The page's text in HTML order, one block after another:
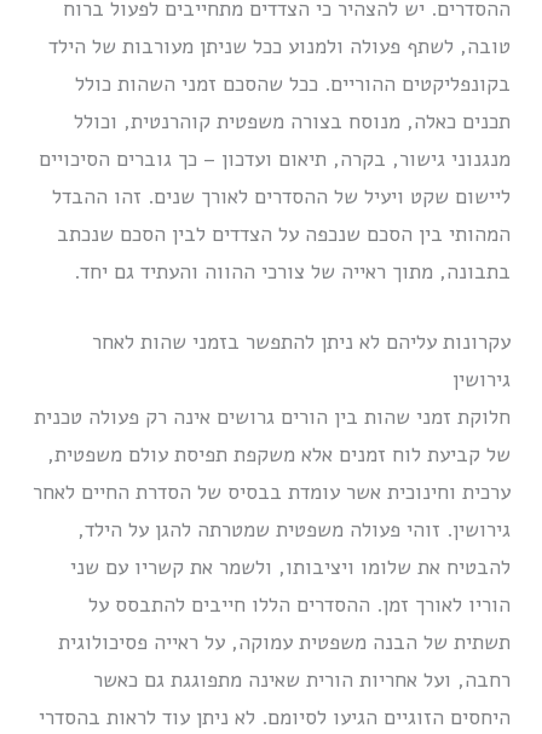
ההסדרים. יש להצהיר כי הצדדים מתחייבים לפעול ברוח
טובה, לשתף פעולה ולמנוע ככל שניתן מעורבות של הילד
בקונפליקטים ההוריים. ככל שהסכם זמני השהות כולל
תכנים כאלה, מנוסח בצורה משפטית קוהרנטית, וכולל
מנגנוני גישור, בקרה, תיאום ועדכון – כך גוברים הסיכויים
ליישום שקט ויעיל של ההסדרים לאורך שנים. זהו ההבדל
המהותי בין הסכם שנכפה על הצדדים לבין הסכם שנכתב
בתבונה, מתוך ראייה של צורכי ההווה והעתיד גם יחד.
עקרונות עליהם לא ניתן להתפשר בזמני שהות לאחר
גירושין
חלוקת זמני שהות בין הורים גרושים אינה רק פעולה טכנית
של קביעת לוח זמנים אלא משקפת תפיסת עולם משפטית,
ערכית וחינוכית אשר עומדת בבסיס של הסדרת החיים לאחר
גירושין. זוהי פעולה משפטית שמטרתה להגן על הילד,
להבטיח את שלומו ויציבותו, ולשמר את קשריו עם שני
הוריו לאורך זמן. ההסדרים הללו חייבים להתבסס על
תשתית של הבנה משפטית עמוקה, על ראייה פסיכולוגית
רחבה, ועל אחריות הורית שאינה מתפוגגת גם כאשר
היחסים הזוגיים הגיעו לסיומם. לא ניתן עוד לראות בהסדרי